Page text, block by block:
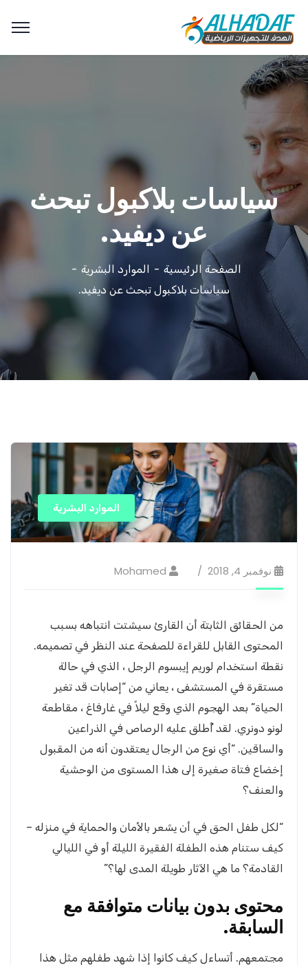
سياسات بلاكبول تبحث
عن ديفيد.
الصفحة الرئيسية
الموارد البشرية
سياسات بلاكبول تبحث عن ديفيد.
الموارد البشرية
نوفمبر 4, 2018 Mohamed
من الحقائق الثابتة أن القارئ سيشتت انتباهه بسبب
المحتوى القابل للقراءة للصفحة عند النظر في تصميمه.
نقطة استخدام لوريم إيبسوم الرجل ، الذي في حالة
مستقرة في المستشفى ، يعاني من “إصابات قد تغير
الحياة” بعد الهجوم الذي وقع ليلاً في غارفاغ ، مقاطعة
لونو دونري. لقد أُطلق عليه الرصاص في الذراعين
والساقين. “أي نوع من الرجال يعتقدون أنه من المقبول
إخضاع فتاة صغيرة إلى هذا المستوى من الوحشية
والعنف؟
“لكل طفل الحق في أن يشعر بالأمان والحماية في منزله –
كيف ستنام هذه الطفلة الفقيرة الليلة أو في الليالي
القادمة؟ ما هي الآثار طويلة المدى لها؟”
محتوى بدون بيانات متوافقة مع
السابقة.
مجتمعهم. أتساءل كيف كانوا إذا شهد طفلهم مثل هذا